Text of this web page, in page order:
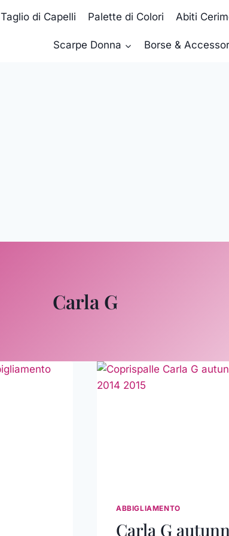
Taglio di Capelli Palette di Colori Abiti
Scarpe Donna Borse &
Carla G
ABBIGLIAMENTO
Carla G